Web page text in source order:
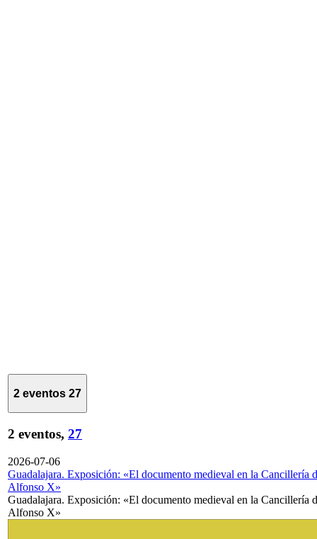
2 eventos 27
2 eventos, 27
2026-07-06
Guadalajara. Exposición: «El documento medieval en la Cancillería
Alfonso X»
Guadalajara. Exposición: «El documento medieval en la Cancillería
Alfonso X»